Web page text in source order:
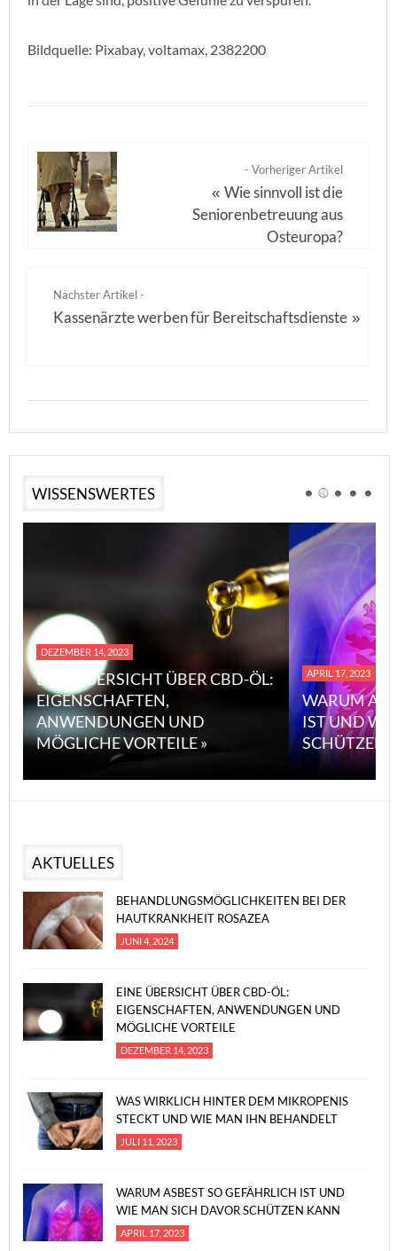
Bildquelle: Pixabay, voltamax, 2382200
- Vorheriger Artikel
«Wie sinnvoll ist die
Seniorenbetreuung aus
Osteuropa?
Nächster Artikel -
Kassenärzte werben für Bereitschaftsdienste »
WISSENSWERTES
DEZEMBER 14, 2023
EINE ÜBERSICHT ÜBER CBD-ÖL:
EIGENSCHAFTEN,
ANWENDUNGEN UND
MÖGLICHE VORTEILE »
APRIL 17, 2023
WARUM
IST UND
SCHÜTZEN
AKTUELLES
BEHANDLUNGSMÖGLICHKEITEN BEI DER
HAUTKRANKHEIT ROSAZEA
JUNI 4, 2024
EINE ÜBERSICHT ÜBER CBD-ÖL:
EIGENSCHAFTEN, ANWENDUNGEN UND
MÖGLICHE VORTEILE
DEZEMBER 14, 2023
WAS WIRKLICH HINTER DEM MIKROPENIS
STECKT UND WIE MAN IHN BEHANDELT
JULI 11, 2023
WARUM ASBEST SO GEFÄHRLICH IST UND
WIE MAN SICH DAVOR SCHÜTZEN KANN
APRIL 17, 2023